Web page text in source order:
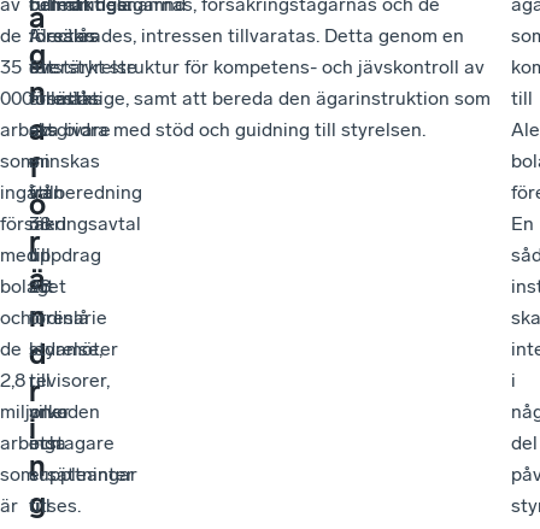
de
35
000
arbetsgivare
som
ingått
försäkringsavtal
med
bolaget
och
de
2,8
miljoner
arbetstagare
som
är
a
g
n
a
f
ö
r
ä
n
d
r
i
n
g
Alectas
överstyrelse
föreslås
att
minskas
från
38
till
28
ordinarie
ledamöter
till
vilka
inga
suppleanter
utses.
föreslås
att
ersättas
av
en
valberedning
med
uppdrag
att
föreslå
styrelse,
revisorer,
arvoden
och
ersättningar
till
försäkrades, intressen tillvaratas. Detta genom en
förstärkt struktur för kompetens- och jävskontroll av
fullmäktige, samt att bereda den ägarinstruktion som
ska bidra med stöd och guidning till styrelsen.
till
En
ska
i
del